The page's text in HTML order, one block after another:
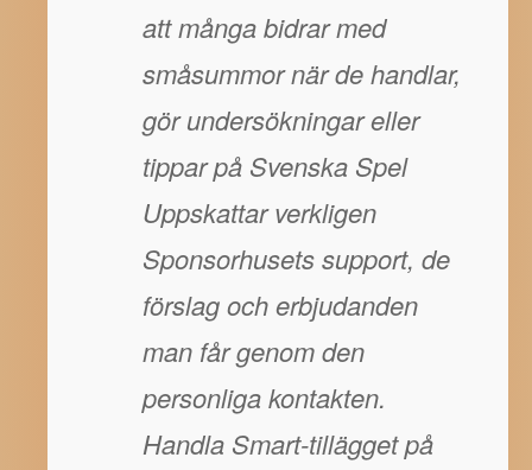
att många bidrar med
småsummor när de handlar,
gör undersökningar eller
tippar på Svenska Spel
Uppskattar verkligen
Sponsorhusets support, de
förslag och erbjudanden
man får genom den
personliga kontakten.
Handla Smart-tillägget på